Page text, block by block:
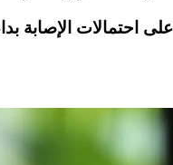
الإصابة